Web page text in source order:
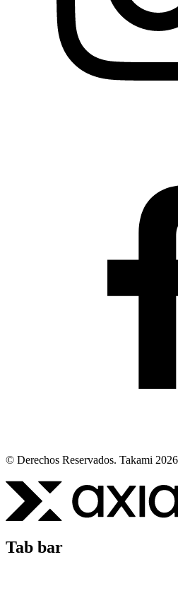
© Derechos Reservados. Takami 2026
Tab bar